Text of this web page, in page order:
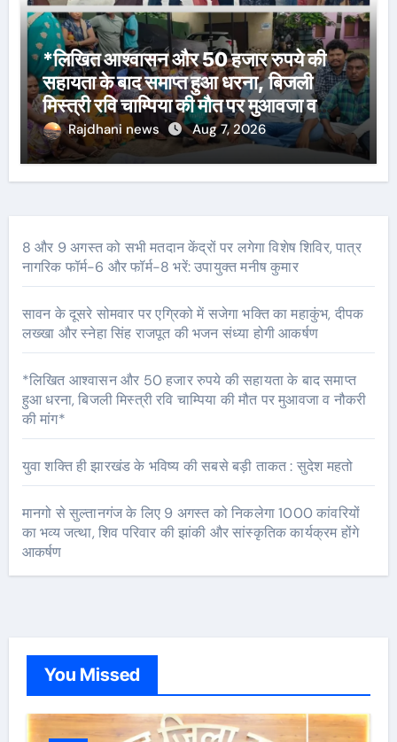
*लिखित आश्वासन और 50 हजार रुपये की
सहायता के बाद समाप्त हुआ धरना, बिजली
मिस्त्री रवि चाम्पिया की मौत पर मुआवजा व
नौकरी की मांग*
Rajdhani news Aug 7, 2026
8 और 9 अगस्त को सभी मतदान केंद्रों पर लगेगा विशेष शिविर, पात्र
नागरिक फॉर्म-6 और फॉर्म-8 भरें: उपायुक्त मनीष कुमार
सावन के दूसरे सोमवार पर एग्रिको में सजेगा भक्ति का महाकुंभ, दीपक
लख्खा और स्नेहा सिंह राजपूत की भजन संध्या होगी आकर्षण
*लिखित आश्वासन और 50 हजार रुपये की सहायता के बाद समाप्त
हुआ धरना, बिजली मिस्त्री रवि चाम्पिया की मौत पर मुआवजा व नौकरी
की मांग*
युवा शक्ति ही झारखंड के भविष्य की सबसे बड़ी ताकत : सुदेश महतो
मानगो से सुल्तानगंज के लिए 9 अगस्त को निकलेगा 1000 कांवरियों
का भव्य जत्था, शिव परिवार की झांकी और सांस्कृतिक कार्यक्रम होंगे
आकर्षण
You Missed